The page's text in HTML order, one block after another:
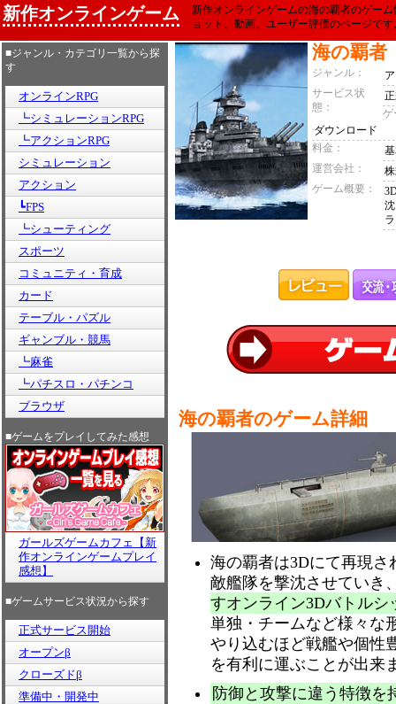
新作オンラインゲーム
新作オンラインゲームの海の覇者のゲー
ョット、動画、ユーザー評価のページです
■ジャンル・カテゴリ一覧から探
す
オンラインRPG
┗シミュレーションRPG
┗アクションRPG
シミュレーション
アクション
┗FPS
┗シューティング
スポーツ
コミュニティ・育成
カード
テーブル・パズル
ギャンブル・競馬
┗麻雀
┗パチスロ・パチンコ
ブラウザ
■ゲームをプレイしてみた感想
ガールズゲームカフェ【新
作オンラインゲームプレイ
感想】
■ゲームサービス状況から探す
正式サービス開始
オープンβ
クローズドβ
準備中・開発中
海の覇者
ジャンル：
サービス状
態：
ゲ
ダウンロード
料金：
運営会社：
ゲーム概要：
海の覇者のゲーム詳細
海の覇者は3Dにて再現
敵艦隊を撃沈させていき
すオンライン3Dバトルシ
単独・チームなど様々な
やり込むほど戦艦や個性
を有利に運ぶことが出来
防御と攻撃に違う特徴を